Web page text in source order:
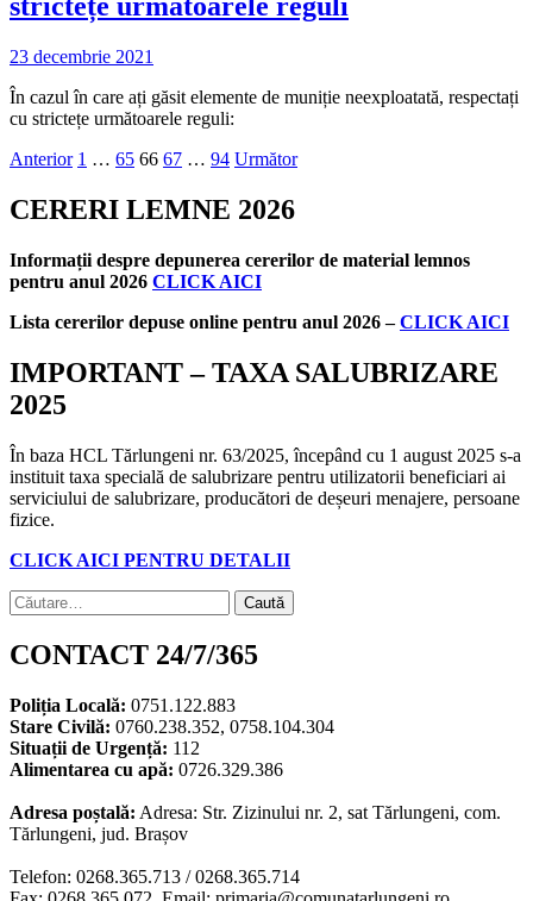
strictețe următoarele reguli
23 decembrie 2021
În cazul în care ați găsit elemente de muniție neexploatată, respectați
cu strictețe următoarele reguli:
Paginație
articole
Anterior 1 … 65 66 67 … 94 Următor
CERERI LEMNE 2026
Informații despre depunerea cererilor de material lemnos
pentru anul 2026 CLICK AICI
Lista cererilor depuse online pentru anul 2026 –CLICK AICI
IMPORTANT – TAXA SALUBRIZARE
2025
În baza HCL Tărlungeni nr. 63/2025, începând cu 1 august 2025 s-a
instituit taxa specială de salubrizare pentru utilizatorii beneficiari ai
serviciului de salubrizare, producători de deșeuri menajere, persoane
fizice.
CLICK AICI PENTRU DETALII
Caută
după:
CONTACT 24/7/365
Poliția Locală: 0751.122.883
Stare Civilă: 0760.238.352, 0758.104.304
Situații de Urgență: 112
Alimentarea cu apă: 0726.329.386
Adresa poștală: Adresa: Str. Zizinului nr. 2, sat Tărlungeni, com.
Tărlungeni, jud. Brașov
Telefon: 0268.365.713 / 0268.365.714